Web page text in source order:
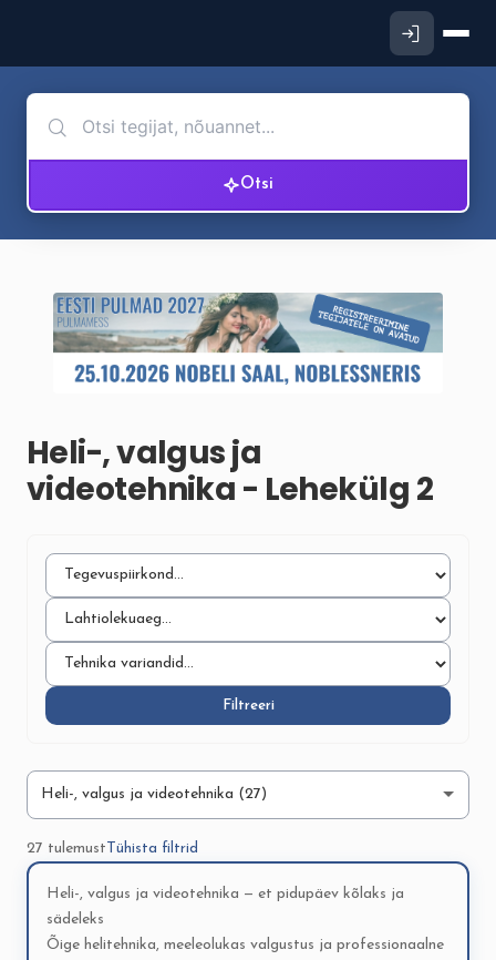
Otsi
Heli-, valgus ja
videotehnika - Lehekülg 2
Filtreeri
27 tulemustTühista filtrid
Heli-, valgus ja videotehnika — et pidupäev kõlaks ja
sädeleks
Õige helitehnika, meeleolukas valgustus ja professionaalne